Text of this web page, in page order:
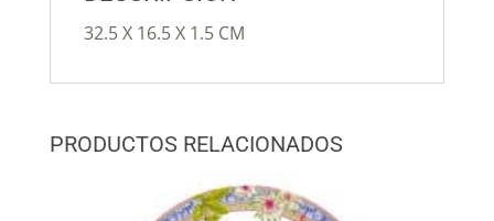
32.5 X 16.5 X 1.5 CM
PRODUCTOS RELACIONADOS